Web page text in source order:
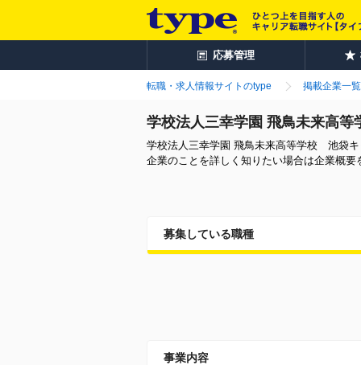
応募管理
転職・求人情報サイトのtype 掲載企業一覧
学校法人三幸学園 飛鳥未来高
学校法人三幸学園 飛鳥未来高等学校 池袋キ
企業のことを詳しく知りたい場合は企業概要
募集している職種
事業内容